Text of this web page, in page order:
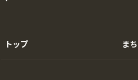
トップ ま